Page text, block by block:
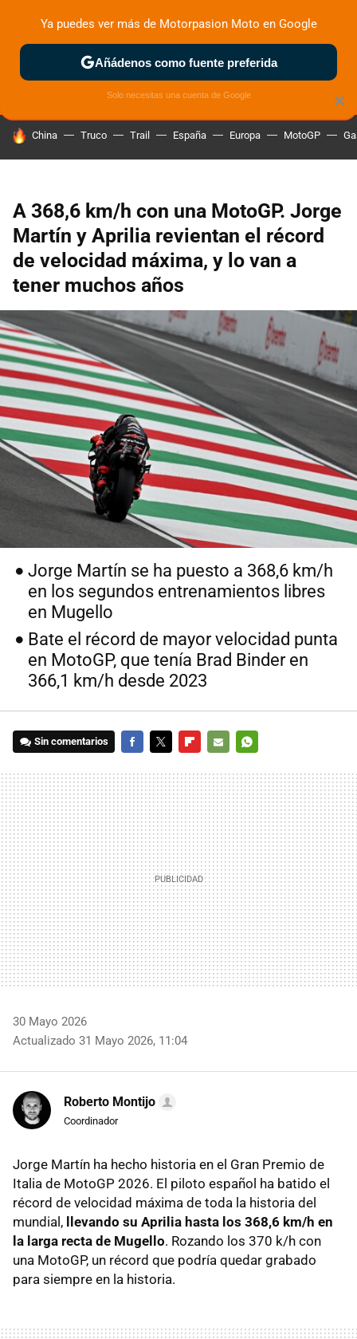
ZONA DE PRUEBAS DEPORTIVAS MOTOS ELÉCTRICAS
HOY SE HABLA DE
China Truco Trail España Europa MotoGP
A 368,6 km/h con una MotoGP. Jorge
Martín y Aprilia revientan el récord
de velocidad máxima, y lo van a
tener muchos años
Jorge Martín se ha puesto a 368,6 km/h
en los segundos entrenamientos libres
en Mugello
Bate el récord de mayor velocidad punta
en MotoGP, que tenía Brad Binder en
366,1 km/h desde 2023
Sin comentarios
MAIL
30 Mayo 2026
Actualizado 31 Mayo 2026, 11:04
Roberto Montijo
Coordinador
Jorge Martín ha hecho historia en el Gran Premio de
Italia de MotoGP 2026. El piloto español ha batido el
récord de velocidad máxima de toda la historia del
mundial, llevando su Aprilia hasta los 368,6 km/h en
la larga recta de Mugello. Rozando los 370 k/h con
una MotoGP, un récord que podría quedar grabado
para siempre en la historia.
×
Ya puedes ver más de Motorpasion Moto en Google
Añádenos como fuente preferida
Solo necesitas una cuenta de Google